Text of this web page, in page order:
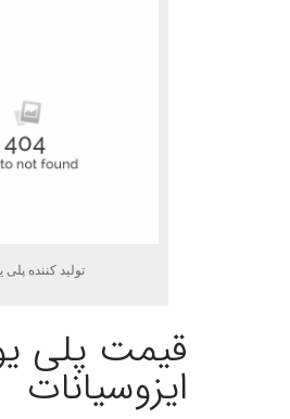
تولید کننده پلی
قیمت پلی
ایزوسیانات